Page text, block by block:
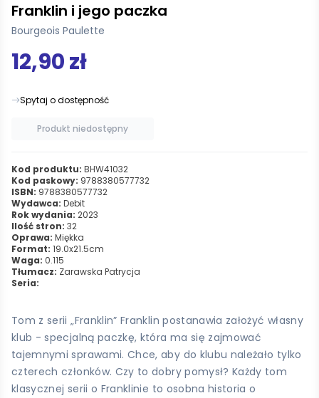
Franklin i jego paczka
Bourgeois Paulette
12,90 zł
Spytaj o dostępność
Produkt niedostępny
Kod produktu: BHW41032
Kod paskowy: 9788380577732
ISBN: 9788380577732
Wydawca: Debit
Rok wydania: 2023
Ilość stron: 32
Oprawa: Miękka
Format: 19.0x21.5cm
Waga: 0.115
Tłumacz: Zarawska Patrycja
Seria:
Tom z serii „Franklin” Franklin postanawia założyć własny
klub - specjalną paczkę, która ma się zajmować
tajemnymi sprawami. Chce, aby do klubu należało tylko
czterech członków. Czy to dobry pomysł? Każdy tom
klasycznej serii o Franklinie to osobna historia o